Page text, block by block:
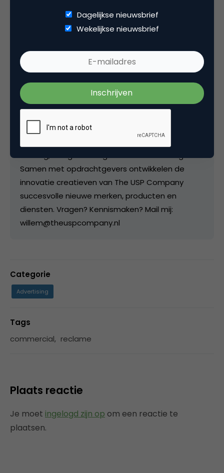
Innovatie staat op nummer 1 bij marketeers. Er
wordt druk agile gewerkt. Innovaties kunnen
worden gebracht. Veel aandacht gaat naar het
telkens wat beter maken van de klantervaring.
Goede ontwikkelingen, maar tegelijkertijd vraag ik
mij af: hoe groot is de uiteindelijke impact van al
voor een te kleine sprong. Toe aan de grote
Samen met opdrachtgevers ontwikkelen de
innovatie creatieven van The USP Company
succesvolle nieuwe merken, producten en
diensten. Vragen? Kennismaken? Mail mij:
willem@theuspcompany.nl
Categorie
Advertising
Tags
commercial, reclame
Plaats reactie
Je moet ingelogd zijn op om een reactie te
plaatsen.
Dagelijkse nieuwsbrief
Wekelijkse nieuwsbrief